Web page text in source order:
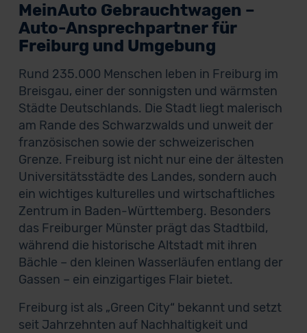
MeinAuto Gebrauchtwagen –
Auto-Ansprechpartner für
Freiburg und Umgebung
Rund 235.000 Menschen leben in Freiburg im
Breisgau, einer der sonnigsten und wärmsten
Städte Deutschlands. Die Stadt liegt malerisch
am Rande des Schwarzwalds und unweit der
französischen sowie der schweizerischen
Grenze. Freiburg ist nicht nur eine der ältesten
Universitätsstädte des Landes, sondern auch
ein wichtiges kulturelles und wirtschaftliches
Zentrum in Baden-Württemberg. Besonders
das Freiburger Münster prägt das Stadtbild,
während die historische Altstadt mit ihren
Bächle – den kleinen Wasserläufen entlang der
Gassen – ein einzigartiges Flair bietet.
Freiburg ist als „Green City“ bekannt und setzt
seit Jahrzehnten auf Nachhaltigkeit und